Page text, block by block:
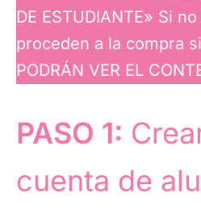
DE ESTUDIANTE» Si
proceden a la compra
PODRÁN VER EL
PASO 1:
cuenta de